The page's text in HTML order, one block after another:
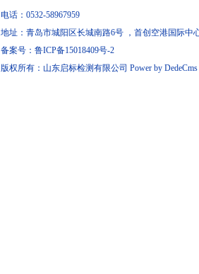
电话：0532-58967959
地址：青岛市城阳区长城南路6号 ，首创空港国际中
备案号： 鲁ICP备15018409号-2
版权所有：山东启标检测有限公司 Power by DedeCms